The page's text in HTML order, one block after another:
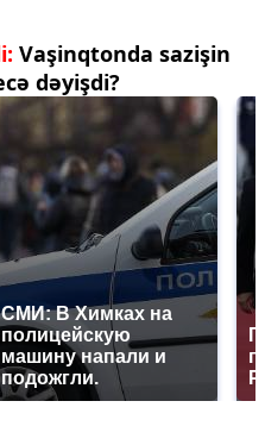
Vaşinqtonda sazişin
dəyişdi?
СМИ: В Химках на
полицейскую
машину напали и
подожгли.